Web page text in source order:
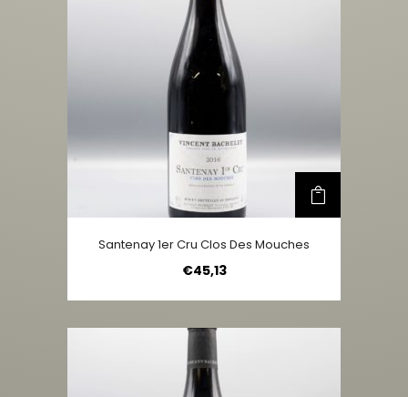
Santenay 1er Cru Clos Des Mouches
€45,13